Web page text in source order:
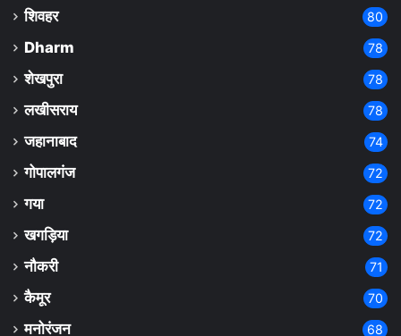
शिवहर 80
Dharm 78
शेखपुरा 78
लखीसराय 78
जहानाबाद 74
गोपालगंज 72
गया 72
खगड़िया 72
नौकरी 71
कैमूर 70
मनोरंजन 68